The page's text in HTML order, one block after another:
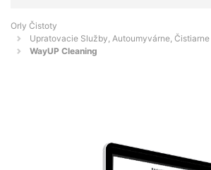
Orly Čistoty
Upratovacie Služby, Autoumyvárne,
WayUP Cleaning